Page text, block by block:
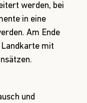
werden, bei
in eine
Am Ende
mit
und